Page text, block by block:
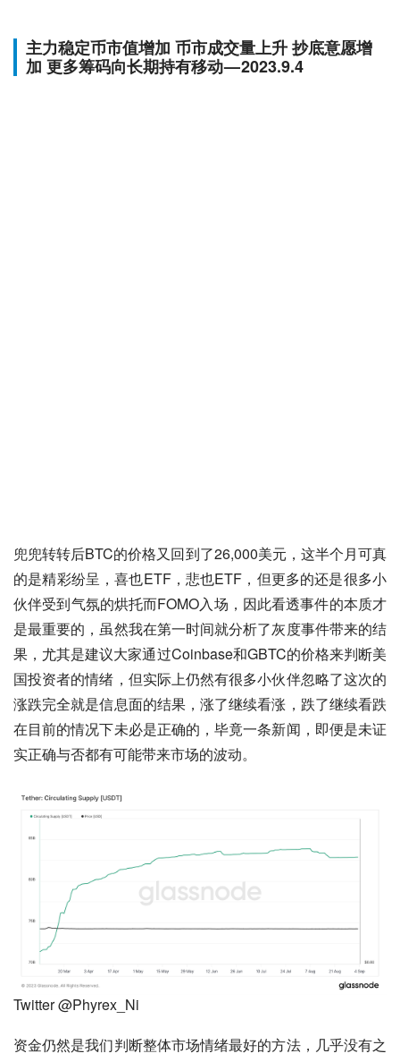
主力稳定币市值增加 币市成交量上升 抄底意愿增
加 更多筹码向长期持有移动 — 2023.9.4
兜兜转转后BTC的价格又回到了26,000美元，这半个月可真
的是精彩纷呈，喜也ETF，悲也ETF，但更多的还是很多小
伙伴受到气氛的烘托而FOMO入场，因此看透事件的本质才
是最重要的，虽然我在第一时间就分析了灰度事件带来的结
果，尤其是建议大家通过Coinbase和GBTC的价格来判断美
国投资者的情绪，但实际上仍然有很多小伙伴忽略了这次的
涨跌完全就是信息面的结果，涨了继续看涨，跌了继续看跌
在目前的情况下未必是正确的，毕竟一条新闻，即便是未证
实正确与否都有可能带来市场的波动。
Twitter @Phyrex_Ni
资金仍然是我们判断整体市场情绪最好的方法，几乎没有之